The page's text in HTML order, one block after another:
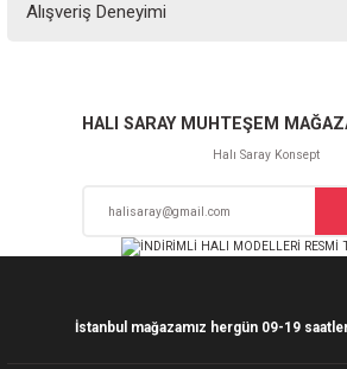
yetersiz gördüğünüz noktaları öneri formunu
Ürün resmi kalitesiz, bozuk veya
Ürün açıklamasında eksik bilgiler bulunuyor.
Bu ürüne benzer farklı alternatifler olmalı.
Alışveriş Deneyimi
Sitemize ilk yorumu siz
HALI SARAY MUHTEŞEM
Halı Saray Konsept
İstanbul mağazamız hergün 09-19